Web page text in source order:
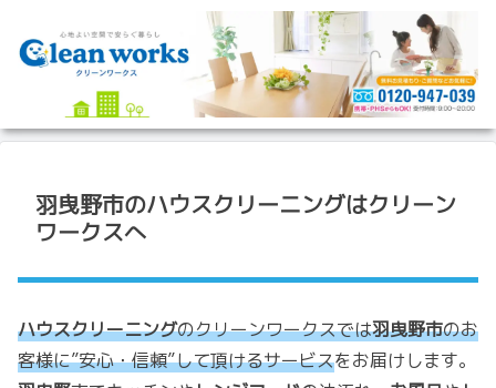
羽曳野市のハウスクリーニングはクリーン
ワークスへ
ハウスクリーニングのクリーンワークスでは羽曳野市のお
客様に”安心・信頼”して頂けるサービスをお届けします。